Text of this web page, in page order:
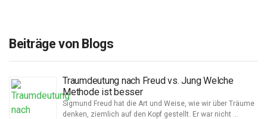
Beiträge von Blogs
Traumdeutung nach Freud vs. Jung Welche
Methode ist besser
Sigmund Freud hat die Art und Weise, wie wir über Träume
denken, ziemlich auf den Kopf gestellt. Er war nicht …